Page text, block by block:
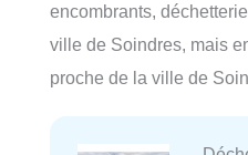
encombrants,
ville de Soindres, mais
proche de la ville de